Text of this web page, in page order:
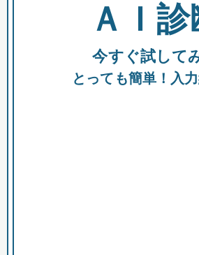
全国の検索結果を含めて表示
助成金 融資 出
ＡＩ
今すぐ試して
とっても簡単！入